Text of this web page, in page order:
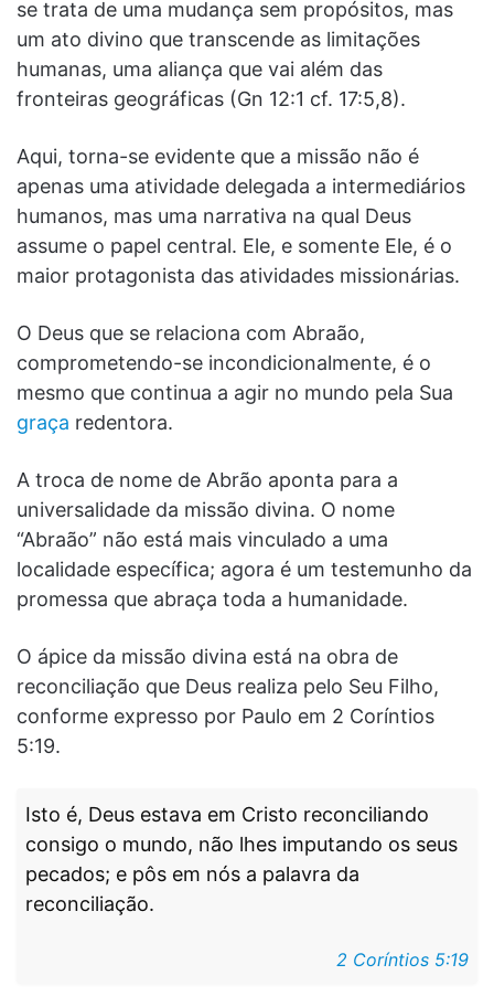
se trata de uma mudança sem propósitos, mas
um ato divino que transcende as limitações
humanas, uma aliança que vai além das
fronteiras geográficas (Gn 12:1 cf. 17:5,8).
Aqui, torna-se evidente que a missão não é
apenas uma atividade delegada a intermediários
humanos, mas uma narrativa na qual Deus
assume o papel central. Ele, e somente Ele, é o
maior protagonista das atividades missionárias.
O Deus que se relaciona com Abraão,
comprometendo-se incondicionalmente, é o
mesmo que continua a agir no mundo pela Sua
graça redentora.
A troca de nome de Abrão aponta para a
universalidade da missão divina. O nome
“Abraão” não está mais vinculado a uma
localidade específica; agora é um testemunho da
promessa que abraça toda a humanidade.
O ápice da missão divina está na obra de
reconciliação que Deus realiza pelo Seu Filho,
conforme expresso por Paulo em 2 Coríntios
5:19.
Isto é, Deus estava em Cristo reconciliando
consigo o mundo, não lhes imputando os seus
pecados; e pôs em nós a palavra da
reconciliação.
2 Coríntios 5:19